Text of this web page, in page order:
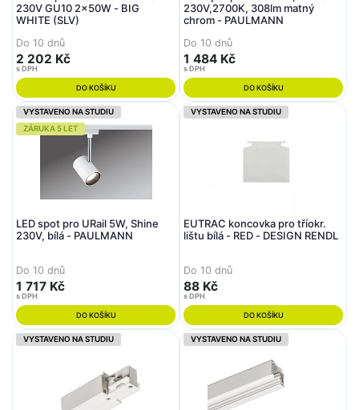
230V GU10 2x50W - BIG
WHITE (SLV)
Do 10 dnů
2 202 Kč
s DPH
DO KOŠÍKU
230V,2700K, 308lm matný
chrom - PAULMANN
Do 10 dnů
1 484 Kč
s DPH
DO KOŠÍKU
VYSTAVENO NA STUDIU
ZÁRUKA 5 LET
LED spot pro URail 5W, Shine
230V, bílá - PAULMANN
Do 10 dnů
1 717 Kč
s DPH
DO KOŠÍKU
VYSTAVENO NA STUDIU
EUTRAC koncovka pro tříokr.
lištu bílá - RED - DESIGN RENDL
Do 10 dnů
88 Kč
s DPH
DO KOŠÍKU
VYSTAVENO NA STUDIU VYSTAVENO NA STUDIU